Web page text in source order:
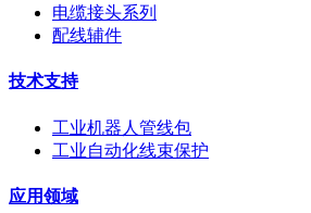
电缆接头系列
配线辅件
技术支持
工业机器人管线包
工业自动化线束保护
应用领域